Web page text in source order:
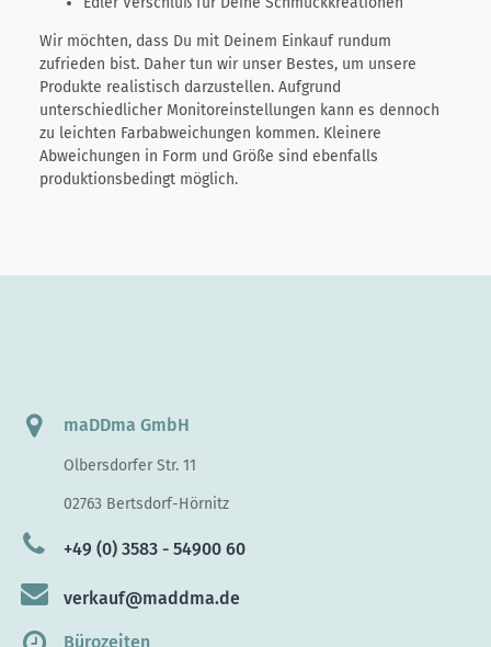
Wir möchten, dass Du mit Deinem Einkauf rundum
zufrieden bist. Daher tun wir unser Bestes, um unsere
Produkte realistisch darzustellen. Aufgrund
unterschiedlicher Monitoreinstellungen kann es dennoch
zu leichten Farbabweichungen kommen. Kleinere
Abweichungen in Form und Größe sind ebenfalls
produktionsbedingt möglich.
maDDma GmbH
Olbersdorfer Str. 11
02763 Bertsdorf-Hörnitz
+49 (0) 3583 - 54900 60
verkauf@maddma.de
Bürozeiten